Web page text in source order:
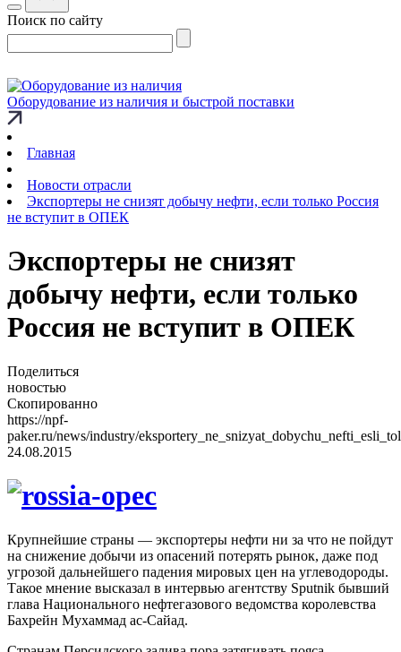
Поиск по сайту
Оборудование из наличия и быстрой поставки
Главная
Новости отрасли
Экспортеры не снизят добычу нефти, если только Россия
не вступит в ОПЕК
Экспортеры не снизят
добычу нефти, если только
Россия не вступит в ОПЕК
Поделиться
новостью
Скопированно
https://npf-
paker.ru/news/industry/
24.08.2015
Крупнейшие страны — экспортеры нефти ни за что не пойдут
на снижение добычи из опасений потерять рынок, даже под
угрозой дальнейшего падения мировых цен на углеводороды.
Такое мнение высказал в интервью агентству Sputnik бывший
глава Национального нефтегазового ведомства королевства
Бахрейн Мухаммад ас-Сайад.